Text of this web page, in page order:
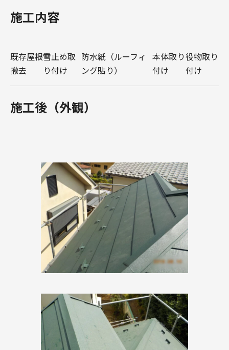
施工内容
既存屋根
撤去
雪止め取
り付け
防水紙（ルーフィ
ング貼り）
本体取り
付け
役物取り
付け
施工後（外観）